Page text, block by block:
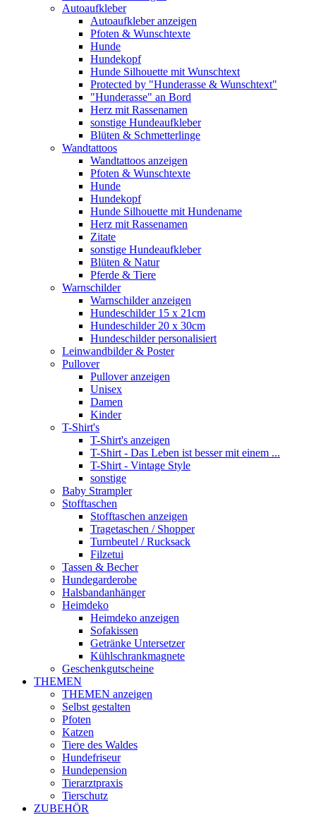
Autoaufkleber
Autoaufkleber anzeigen
Pfoten & Wunschtexte
Hunde
Hundekopf
Hunde Silhouette mit Wunschtext
Protected by "Hunderasse & Wunschtext"
"Hunderasse" an Bord
Herz mit Rassenamen
sonstige Hundeaufkleber
Blüten & Schmetterlinge
Wandtattoos
Wandtattoos anzeigen
Pfoten & Wunschtexte
Hunde
Hundekopf
Hunde Silhouette mit Hundename
Herz mit Rassenamen
Zitate
sonstige Hundeaufkleber
Blüten & Natur
Pferde & Tiere
Warnschilder
Warnschilder anzeigen
Hundeschilder 15 x 21cm
Hundeschilder 20 x 30cm
Hundeschilder personalisiert
Leinwandbilder & Poster
Pullover
Pullover anzeigen
Unisex
Damen
Kinder
T-Shirt's
T-Shirt's anzeigen
T-Shirt - Das Leben ist besser mit einem ...
T-Shirt - Vintage Style
sonstige
Baby Strampler
Stofftaschen
Stofftaschen anzeigen
Tragetaschen / Shopper
Turnbeutel / Rucksack
Filzetui
Tassen & Becher
Hundegarderobe
Halsbandanhänger
Heimdeko
Heimdeko anzeigen
Sofakissen
Getränke Untersetzer
Kühlschrankmagnete
Geschenkgutscheine
THEMEN
THEMEN anzeigen
Selbst gestalten
Pfoten
Katzen
Tiere des Waldes
Hundefriseur
Hundepension
Tierarztpraxis
Tierschutz
ZUBEHÖR